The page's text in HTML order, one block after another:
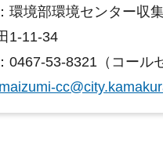
環境部環境センター収
1-11-34
0467-53-8321（コール